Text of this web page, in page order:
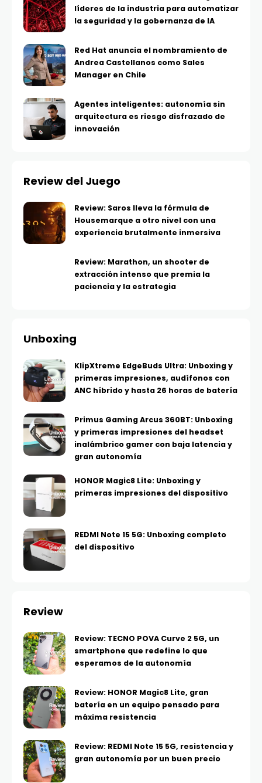
líderes de la industria para automatizar
la seguridad y la gobernanza de IA
Red Hat anuncia el nombramiento de
Andrea Castellanos como Sales
Manager en Chile
Agentes inteligentes: autonomía sin
arquitectura es riesgo disfrazado de
innovación
Review del Juego
Review: Saros lleva la fórmula de
Housemarque a otro nivel con una
experiencia brutalmente inmersiva
Review: Marathon, un shooter de
extracción intenso que premia la
paciencia y la estrategia
Unboxing
KlipXtreme EdgeBuds Ultra: Unboxing y
primeras impresiones, audífonos con
ANC híbrido y hasta 26 horas de batería
Primus Gaming Arcus 360BT: Unboxing
y primeras impresiones del headset
inalámbrico gamer con baja latencia y
gran autonomía
HONOR Magic8 Lite: Unboxing y
primeras impresiones del dispositivo
REDMI Note 15 5G: Unboxing completo
del dispositivo
Review
Review: TECNO POVA Curve 2 5G, un
smartphone que redefine lo que
esperamos de la autonomía
Review: HONOR Magic8 Lite, gran
batería en un equipo pensado para
máxima resistencia
Review: REDMI Note 15 5G, resistencia y
gran autonomía por un buen precio